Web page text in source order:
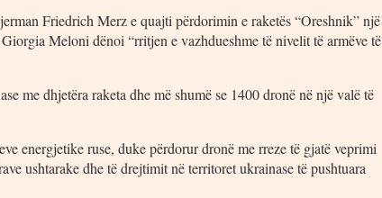
Friedrich Merz e quajti përdorimin e raketës “Oreshnik” një
Meloni dënoi “rritjen e vazhdueshme të nivelit të armëve të
me dhjetëra raketa dhe më shumë se 1400 dronë në një valë të
energjetike ruse, duke përdorur dronë me rreze të gjatë veprimi
ushtarake dhe të drejtimit në territoret ukrainase të pushtuara